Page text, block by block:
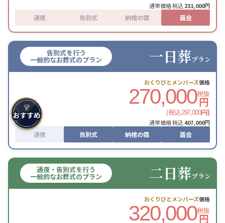
通常価格 税込231,000円
通夜 告別式 納棺の儀 面会
告別式を行う
一般的なお葬式のプラン 一日葬プラン
おくりびとメンバーズ価格
270,000税抜
円
(税込297,000円)
通常価格 税込407,000円
通夜 告別式 納棺の儀 面会
通夜・告別式を行う
一般的なお葬式のプラン 二日葬プラン
おくりびとメンバーズ価格
320,000税抜
円